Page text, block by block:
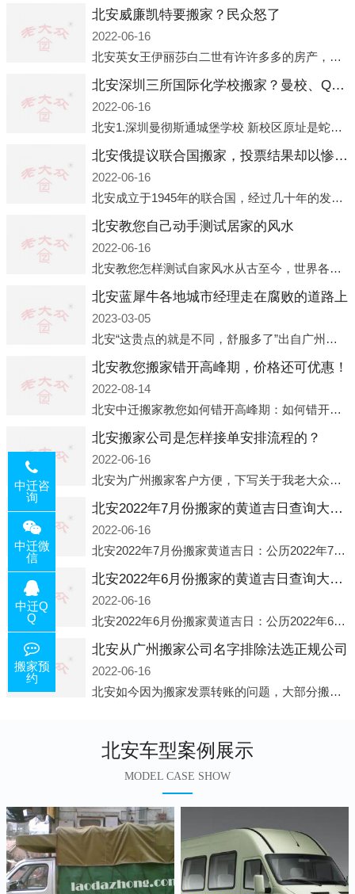
北安威廉凯特要搬家？民众怒了
2022-06-16
北安英女王伊丽莎白二世有许许多多的房产，遍布英国各地。而作为英女王的亲孙子、未来的英国国王，威廉王子自然也能享受到女王的房产。目前，威廉凯特以及三个孩子有两个经常居住的地点，一处是位于伦敦的肯辛顿宫，一处
北安深圳三所国际化学校搬家？曼校、QSI、南山中英文搬走了
2022-06-16
北安1.深圳曼彻斯通城堡学校 新校区原址是蛇口国际据悉，此次曼彻斯通城堡学校搬迁到蛇口新校区的开办与蛇口外籍人员子女学校（蛇口国际）有很大的关联。2021年，太子湾实验部就宣布在2022年正式并入蛇口外籍
北安俄提议联合国搬家，投票结果却以惨败收场
2022-06-16
北安成立于1945年的联合国，经过几十年的发展，如今拥有193个成员国。拥有如此众多会员国的联合国，可以说是世界上最具代表性的国际组织，也是世界上分量最重、有着较高话语权的国际组织。但以美国为首的西方国家
北安教您自己动手测试居家的风水
2022-06-16
北安教您怎样测试自家风水从古至今，世界各地的人们都在研究人在乾坤中的位置以及它们所形成的关系。通过探究季节转换、星象变化，并且在所观测到的自然规律的指导下，人们开始认识到居住在不同住宅中的人，其一生中的财
北安蓝犀牛各地城市经理走在腐败的道路上
2023-03-05
北安“这贵点的就是不同，舒服多了”出自广州运营邓经理的口中。2023年开年刚出来，三个司机（加盟蓝犀牛的个人队伍）便请广州经理去佛山娱乐场所大消费了一次，据知悉一晚消费达一万多，由三人平摊费用，燃鹅这样的
北安教您搬家错开高峰期，价格还可优惠！
2022-08-14
北安中迁搬家教您如何错开高峰期：如何错开高峰期搬家，中迁搬家做了一些电话数据统计和分析，发现市民中午2点左右访问网站的人是最多的，电话咨询是早上9点左右是最多的，预约搬家周六和周日是最多的，网上QQ微
北安搬家公司是怎样接单安排流程的？
2022-06-16
北安为广州搬家客户方便，下写关于我老大众搬家公司接单的流程，九条给搬家朋友参考，了解搬家公司工序，免去搬家时的没有准备好的工作，给您及时快速的搬好家。一．电话咨询：专人接待客户电话咨询，初步了解客户搬 家
北安2022年7月份搬家的黄道吉日查询大全一览表哪天适合搬家好日子
2022-06-16
北安2022年7月份搬家黄道吉日：公历2022年7月6日 农历六月初八 星期三 冲虎(甲寅)公历2022年7月12日 农历六月十四 星期二 冲猴(庚申)公历2022年7月13日 农历六月十五 星期三 冲鸡
北安2022年6月份搬家的黄道吉日查询大全一览表哪天适合搬家好日子
2022-06-16
北安2022年6月份搬家黄道吉日：公历2022年6月1日 农历五月初三 星期三 冲兔(己卯)公历2022年6月4日 农历五月初六 星期六 冲马(壬午)公历2022年6月8日 农历五月初十 星期三 冲狗(丙
北安从广州搬家公司名字排除法选正规公司
2022-06-16
北安如今因为搬家发票转账的问题，大部分搬家公司都已经注册了营业执照，早5年前基本上所谓的搬家公司都是无注册状态也就是无照营业，由于企业注册量大增所以各种企业信息展示平台如雨后春笋般遍地开花，如：天眼查，企
北安车型案例展示
MODEL CASE SHOW
中迁咨
询
中迁微
信
中迁Q
Q
搬家预
约